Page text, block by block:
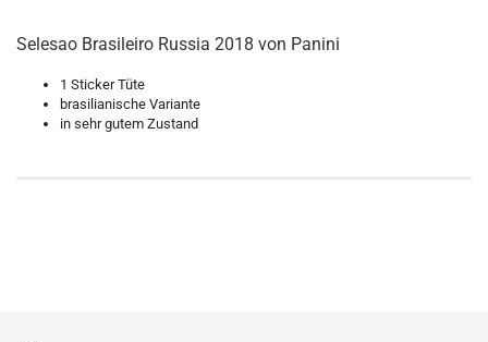
Selesao Brasileiro Russia 2018 von Panini
1 Sticker Tüte
brasilianische Variante
in sehr gutem Zustand